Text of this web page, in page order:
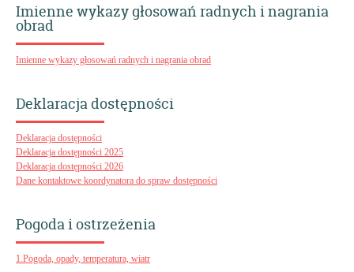
Imienne wykazy głosowań radnych i nagrania
obrad
Imienne wykazy głosowań radnych i nagrania obrad
Deklaracja dostępności
Deklaracja dostępności
Deklaracja dostępności 2025
Deklaracja dostępności 2026
Dane kontaktowe koordynatora do spraw dostępności
Pogoda i ostrzeżenia
1.Pogoda, opady, temperatura, wiatr